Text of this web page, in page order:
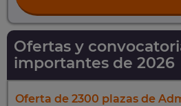
Ofertas y
importantes de 2026
Oferta de 2300 plazas de